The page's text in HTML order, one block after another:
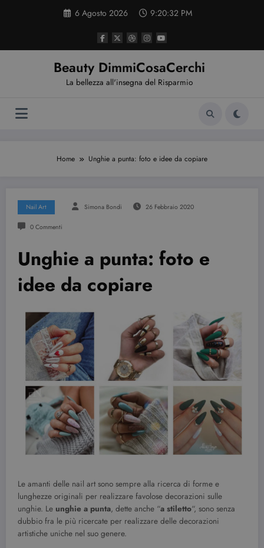
6 Agosto 2026 9:20:33 PM
Beauty DimmiCosaCerchi
La bellezza all'insegna del Risparmio
Home Unghie a punta: foto e idee da copiare
Nail Art Simona Bondi 26 Febbraio 2020
0 Commenti
Unghie a punta: foto e
idee da copiare
Le amanti delle nail art sono sempre alla ricerca di forme e
lunghezze originali per realizzare favolose decorazioni sulle
unghie. Le unghie a punta, dette anche “a stiletto“, sono senza
dubbio fra le più ricercate per realizzare delle decorazioni
artistiche uniche nel suo genere.